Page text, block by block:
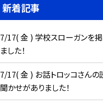
新着記事
7/17( 金 ) 学校スローガンを
ました！
7/17( 金 ) お話トロッコさんの
聞かせがありました！